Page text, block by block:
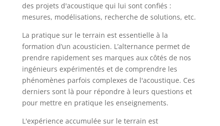
des projets d'acoustique qui lui sont confiés :
mesures, modélisations, recherche de solutions, etc.
La pratique sur le terrain est essentielle à la
formation d’un acousticien. L’alternance permet de
prendre rapidement ses marques aux côtés de nos
ingénieurs expérimentés et de comprendre les
phénomènes parfois complexes de l'acoustique. Ces
derniers sont là pour répondre à leurs questions et
pour mettre en pratique les enseignements.
L'expérience accumulée sur le terrain est